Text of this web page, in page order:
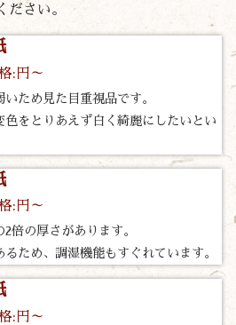
ださい。
:円～
いため見た目重視品です。
色をとりあえず白く綺麗にしたいとい
:円～
2倍の厚さがあります。
るため、調湿機能もすぐれています。
:円～